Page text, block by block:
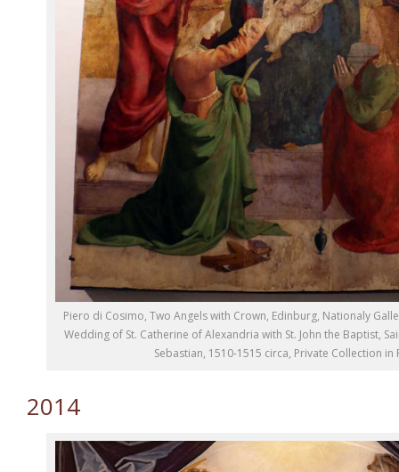
Piero di Cosimo, Two Angels with Crown, Edinburg, Nationaly
Wedding of St. Catherine of Alexandria with St. John the Baptist,
Sebastian, 1510-1515 circa, Private Collection in
2014